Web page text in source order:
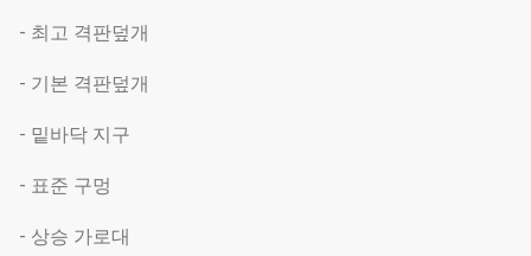
- 최고 격판덮개
- 기본 격판덮개
- 밑바닥 지구
- 표준 구멍
- 상승 가로대